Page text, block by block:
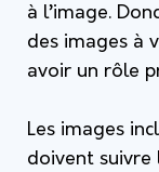
à l’image.
des images à
avoir un rôle
Les images
doivent